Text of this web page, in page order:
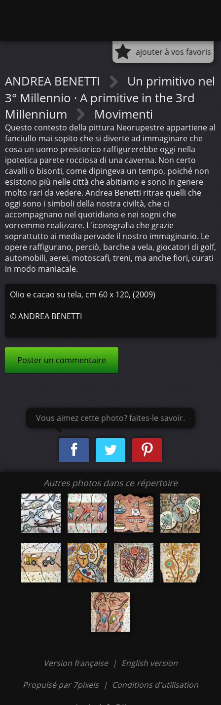
ajouter à vos favoris
ANDREA BENETTI
Un primitivo nel
3° Millennio · A primitive in the 3rd
Millennium
Movimenti
Questo contesto della pittura Neorupestre appartiene al
fanciullo mai sopito che si diverte ad immaginare che
cosa un uomo preistorico raffigurerebbe oggi nella
ipotetica parete rocciosa di una caverna. Non certo
cavalli o bisonti, come dipingeva un tempo, poiché non
esistono più nelle città che abitiamo e sono in genere
molto rari da vedere. Andrea Benetti ritrae quelli che
oggi sono i simboli della nostra civiltà, che ci
accompagnano nel quotidiano e nei sogni che
vorremmo realizzare. L'iconografia che grazie
soprattutto ai media pervade il nostro immaginario. Le
opere raffigurano, perciò, barche a vela, giocatori di golf,
automobili, aerei, motoscafi, treni, ma anche fiori, curati
in modo maniacale.
Olio e cacao su tela, cm 60 x 120, (2009)
©ANDREA BENETTI
Poster un commentaire
Vous aimez cette photo? faites-le savoir.
Autres photos dans ce répertoire
Version française | English version
Propulsé par 7pixels | Conditions d'utilisation